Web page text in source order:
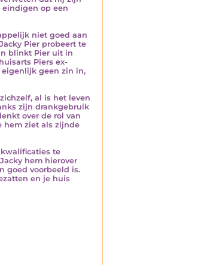
op een
niet goed aan
Pier probeert te
blinkt Pier uit in
Piers ex-
eigenlijk geen zin in,
al is het leven
zijn drankgebruik
over de rol van
hem ziet als zijnde
te
hem hierover
goed voorbeeld is.
en je huis